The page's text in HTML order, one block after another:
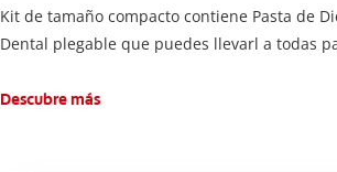
Kit de tamaño compacto contiene Pasta de
Dental plegable que puedes llevarl a todas
Descubre más